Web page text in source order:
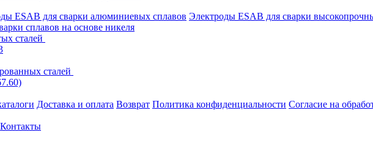
ESAB для сварки алюминиевых сплавов Электроды ESAB для сварки
сплавов на основе никеля
сталей
сталей
Доставка и оплата Возврат Политика конфиденциальности Согласие на
Контакты